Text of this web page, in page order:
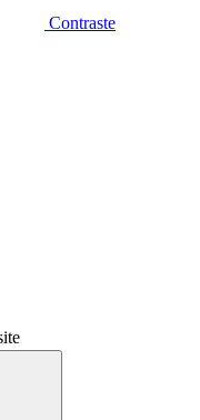
Contraste